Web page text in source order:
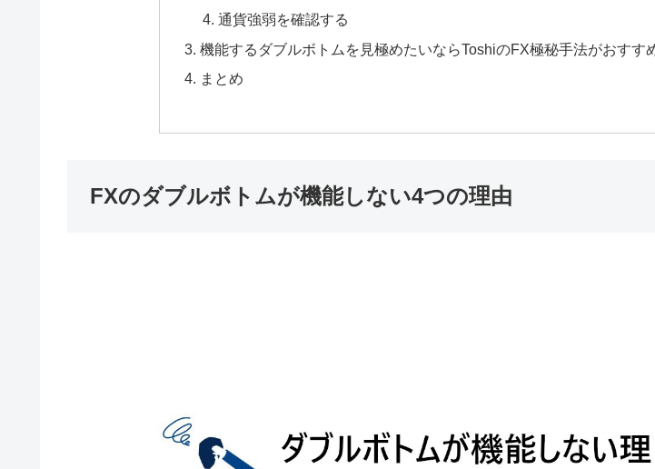
通貨強弱を確認する
機能するダブルボトムを見極めたいならToshiのFX極秘手法がおすす
まとめ
FXのダブルボトムが機能しない4つの理由